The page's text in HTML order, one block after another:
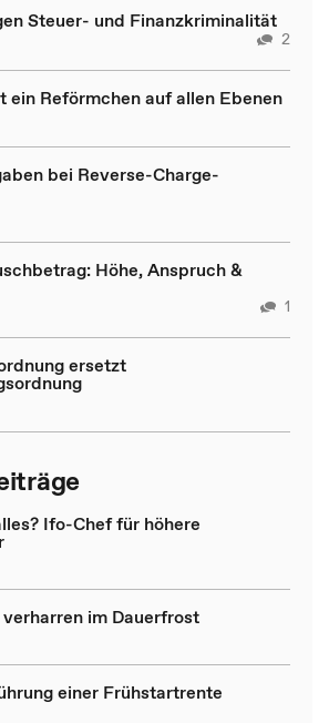
Steuer- und Finanzkriminalität
2
ein Reförmchen auf allen Ebenen
bei Reverse-Charge-
Höhe, Anspruch &
1
ersetzt
Ifo-Chef für höhere
im Dauerfrost
einer Frühstartrente